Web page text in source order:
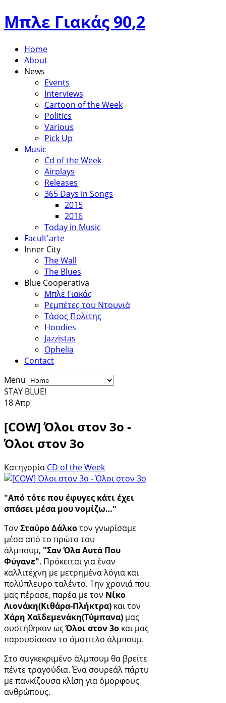
Μπλε Γιακάς 90,2
Home
About
News
Events
Interviews
Cartoon of the Week
Politics
Various
Pick Up
Music
Cd of the Week
Airplays
Releases
365 Days in Songs
2015
2016
Today in Music
Facult'arte
Inner City
The Wall
The Blues
Blue Cooperativa
Μπλε Γιακάς
Ρεμπέτες του Ντουνιά
Τάσος Πολίτης
Hoodies
Jazzistas
Ophelia
Contact
Menu
STAY BLUE!
18Απρ
[COW] Όλοι στον 3ο -
Όλοι στον 3ο
Κατηγορία CD of the Week
"Από τότε που έφυγες κάτι έχει
σπάσει μέσα μου νομίζω…"
Τον Σταύρο Δάλκοτον γνωρίσαμε
μέσα από το πρώτο του
άλμπουμ, "Σαν Όλα Αυτά Που
Φύγανε". Πρόκειται για έναν
καλλιτέχνη με μετρημένα λόγια και
πολύπλευρο ταλέντο. Την χρονιά που
μας πέρασε, παρέα με τον Νίκο
Λιονάκη(Κιθάρα-Πλήκτρα) και τον
Χάρη Χαϊδεμενάκη(Τύμπανα) μας
συστήθηκαν ωςΌλοι στον 3ο και μας
παρουσίασαν το όμοτιτλο άλμπουμ.
Στο συγκεκριμένο άλμπουμ θα βρείτε
πέντε τραγούδια. Ένα σουρεάλ πάρτυ
με πανκίζουσα κλίση για όμορφους
ανθρώπους.